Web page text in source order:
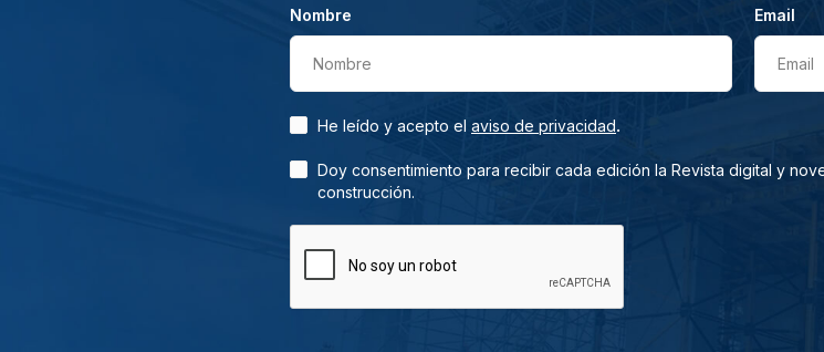
Nombre
Nombre
Email
Email
He leído y acepto el aviso de privacidad.
Doy consentimiento para recibir cada edición la Revista digital y
construcción.